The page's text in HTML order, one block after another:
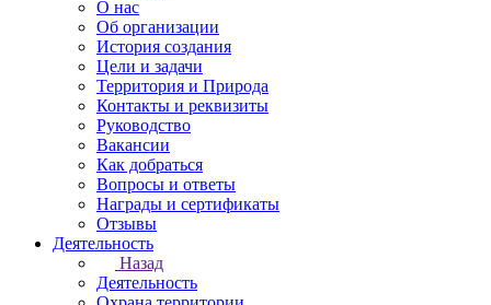
О нас
Об организации
История создания
Цели и задачи
Территория и Природа
Контакты и реквизиты
Руководство
Вакансии
Как добраться
Вопросы и ответы
Награды и сертификаты
Отзывы
Деятельность
Назад
Деятельность